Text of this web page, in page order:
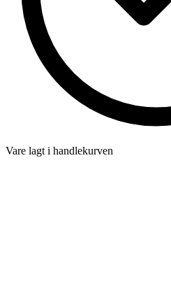
Vare lagt i handlekurven